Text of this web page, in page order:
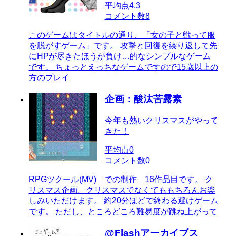
平均点4.3
コメント数8
このゲームはタイトルの通り、「女の子と戦って服
を脱がすゲーム」です。 攻撃と回復を繰り返して先
にHPが尽きたほうが負け…的なシンプルなゲーム
です。 ちょっとえっちなゲームですので15歳以上の
方のプレイ
企画：酸汰苦露素
今年も熱いクリスマスがやって
きた！
平均点0
コメント数0
RPGツクール(MV) での制作 16作品目です。 ク
リスマス企画。クリスマスでなくてももちろんお楽
しみいただけます。 約20分ほどで終わる避けゲーム
です。 ただし、ところどころ難易度が跳ね上がって
@Flashアーカイブス